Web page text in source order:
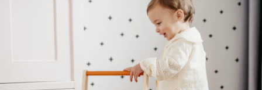
4,7 (baseret på +15.000 anmeldelser)
Vores gaver inspirerer. Kunderne giver os 4,7 på Google